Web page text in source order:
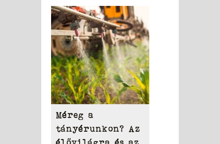
Méreg a
tányérunkon? Az